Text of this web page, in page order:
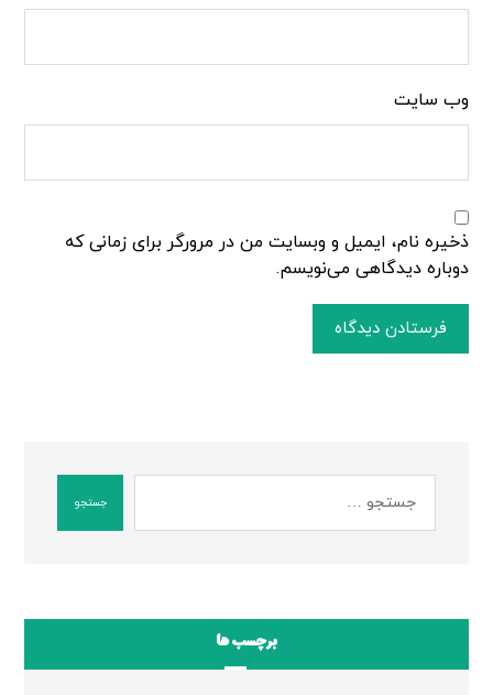
وب‌ سایت
ذخیره نام، ایمیل و وبسایت من در مرورگر برای زمانی که
دوباره دیدگاهی می‌نویسم.
فرستادن دیدگاه
جستجو
برچسب ها